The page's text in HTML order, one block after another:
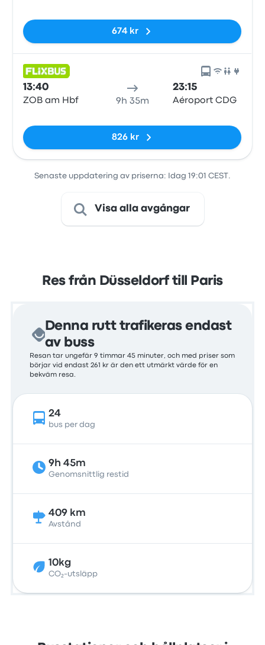
674 kr
13:40
ZOB am Hbf 9h 35m
23:15
Aéroport CDG
826 kr
Senaste uppdatering av priserna: Idag 19:01 CEST.
Visa alla avgångar
Res från Düsseldorf till Paris
Denna rutt trafikeras endast
av buss
Resan tar ungefär 9 timmar 45 minuter, och med priser som
börjar vid endast 261 kr är den ett utmärkt värde för en
bekväm resa.
24
bus per dag
9h 45m
Genomsnittlig restid
409 km
Avstånd
10kg
CO₂-utsläpp